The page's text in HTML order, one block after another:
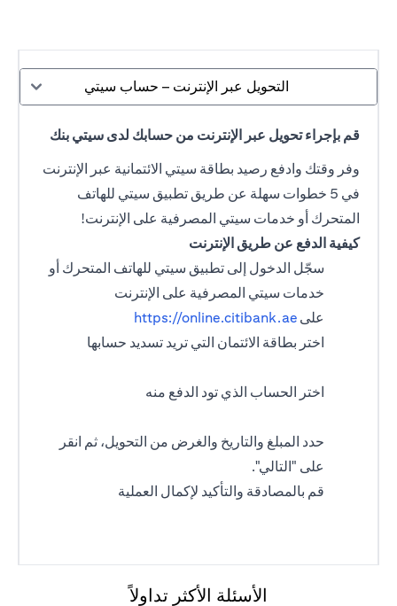
التحويل عبر الإنترنت – حساب سيتي
قم بإجراء تحويل عبر الإنترنت من حسابك لدى سيتي بنك
وفر وقتك وادفع رصيد بطاقة سيتي الائتمانية عبر الإنترنت
في 5 خطوات سهلة عن طريق تطبيق سيتي للهاتف
المتحرك أو خدمات سيتي المصرفية على الإنترنت!
كيفية الدفع عن طريق الإنترنت
سجّل الدخول إلى تطبيق سيتي للهاتف المتحرك أو
خدمات سيتي المصرفية على الإنترنت
على https://online.citibank.ae
اختر بطاقة الائتمان التي تريد تسديد حسابها
اختر الحساب الذي تود الدفع منه
حدد المبلغ والتاريخ والغرض من التحويل، ثم انقر
على "التالي".
قم بالمصادقة والتأكيد لإكمال العملية
الأسئلة الأكثر تداولاً